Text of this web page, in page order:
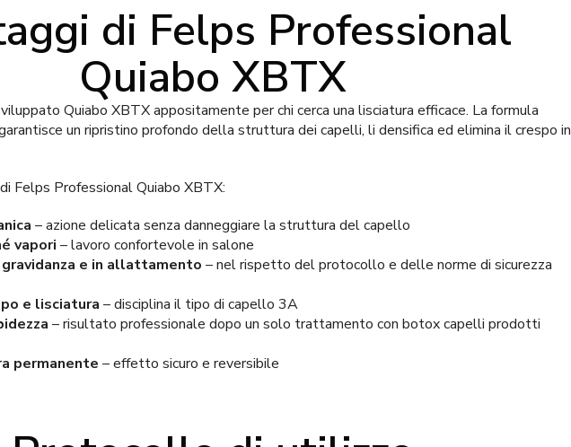
di Felps Professional
Quiabo XBTX
Quiabo XBTX appositamente per chi cerca una lisciatura efficace. La formula
un ripristino profondo della struttura dei capelli, li densifica ed elimina il crespo in
Felps Professional Quiabo XBTX:
– azione delicata senza danneggiare la struttura del capello
vapori – lavoro confortevole in salone
e in allattamento – nel rispetto del protocollo e delle norme di sicurezza
e lisciatura – disciplina il tipo di capello 3A
– risultato professionale dopo un solo trattamento con botox capelli prodotti
permanente – effetto sicuro e reversibile